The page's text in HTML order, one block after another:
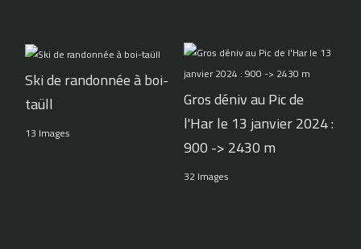
Ski de randonnée à boi-
taüll
13 Images
Gros déniv au Pic de
l'Har le 13 janvier 2024 :
900 -> 2430 m
32 Images